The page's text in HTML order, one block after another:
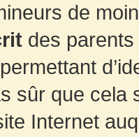
de
des parents
sûr que
Internet